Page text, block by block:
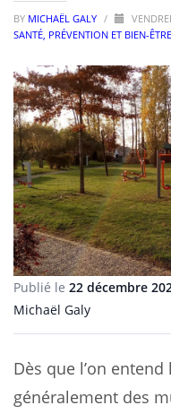
BY MICHAËL GALY /
SANTÉ, PRÉVENTION ET BIEN-ÊTRE
Publié le 22 décembre
Michaël Galy
Dès que l’on
généralement des